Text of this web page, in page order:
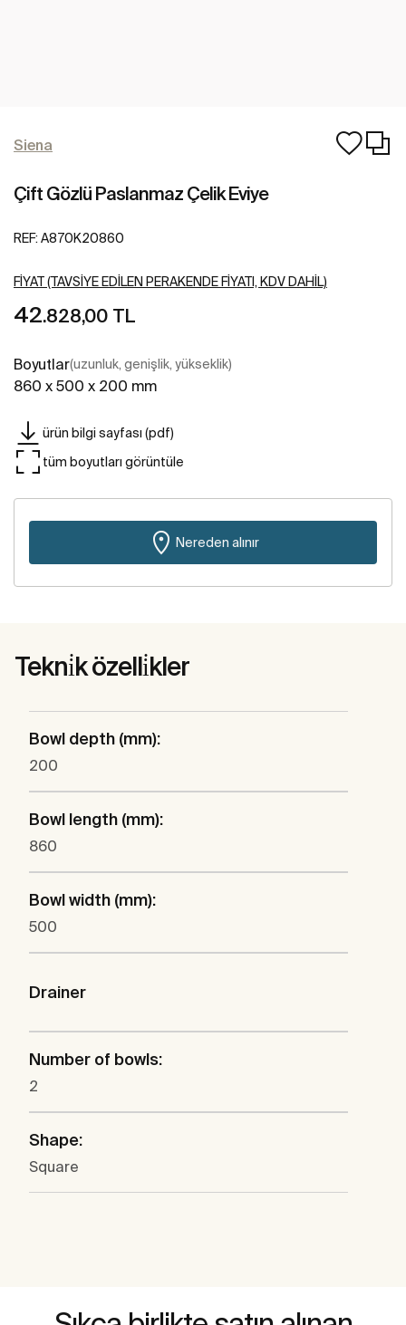
Siena
Çift Gözlü Paslanmaz Çelik Eviye
REF: A870K20860
FIYAT (TAVSIYE EDILEN PERAKENDE FIYATI, KDV DAHIL)
42.828,00 TL
Boyutlar(uzunluk, genişlik, yükseklik)
860 x 500 x 200 mm
ürün bilgi sayfası (pdf)
tüm boyutları görüntüle
Nereden alınır
Tekni̇k özelli̇kler
Bowl depth (mm):
200
Bowl length (mm):
860
Bowl width (mm):
500
Drainer
Number of bowls:
2
Shape:
Square